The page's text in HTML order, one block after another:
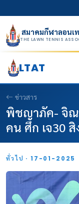
สมาคมกีฬาลอนเ
THE LAWN TENNIS
LTAT
ข่าวสาร
พิชญาภัค- จิณ
คน ศึก เจ30 สิ
ทั่วไป · 17-01-2025